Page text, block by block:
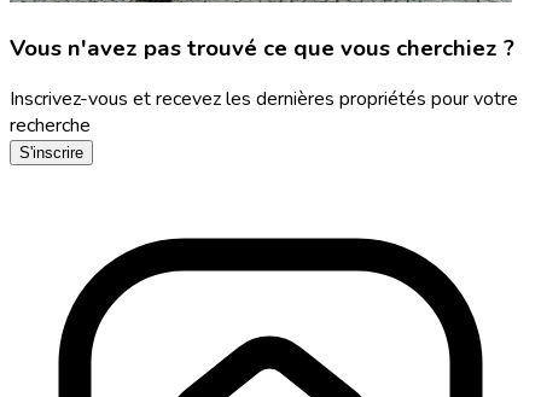
Vous n'avez pas trouvé ce que vous cherchiez ?
Inscrivez-vous et recevez les dernières propriétés pour votre
recherche
S'inscrire